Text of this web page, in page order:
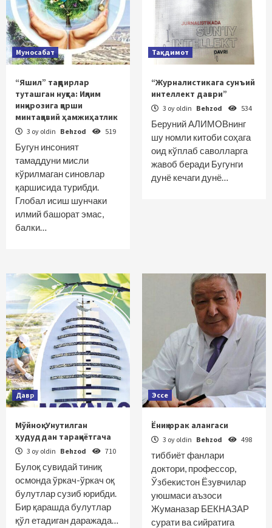
Муносабат
“Яшил” тақдирлар
туташган нуқта: Иқлим
инқирозига қарши
минтақавий ҳамжиҳатлик
3 oy oldin Behzod 519
Бугун инсоният
тамаддуни мисли
кўрилмаган синовлар
қаршисида турибди.
Глобал исиш шунчаки
илмий башорат эмас,
балки…
Тақдимот
“Журналистикага сунъий
интеллект даври”
3 oy oldin Behzod 534
Беруний АЛИМОВнинг
шу номли китоби соҳага
оид кўплаб саволларга
жавоб беради Бугунги
дунё кечаги дунё…
Давр
Мўйноқ: Унутилган
ҳудуддан тараққиётгача
3 oy oldin Behzod 710
Булоқ сувидай тиниқ
осмонда ўркач-ўркач оқ
булутлар сузиб юрибди.
Бир қарашда булутлар
қўл етадиган даражада…
Эссе
Ёниқ юрак алангаси
3 oy oldin Behzod 498
тиббиёт фанлари
доктори, профессор,
Ўзбекистон Ёзувчилар
уюшмаси аъзоси
Жуманазар БЕКНАЗАР
сурати ва сийратига